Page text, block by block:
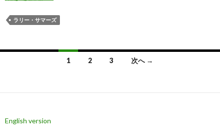
ラリー・サマーズ
ナ
ゲ
1 2 3 次へ →
English version